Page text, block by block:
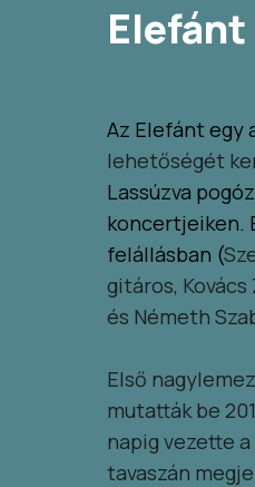
Elefánt
Az Elefánt egy
lehetőségét
Lassúzva
koncertjeiken.
felállásban (
gitáros,
és Németh
Első
mutatták be
napig vezette
tavaszán